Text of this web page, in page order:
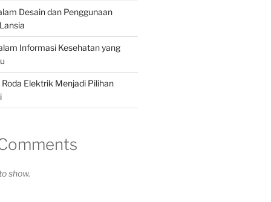
Desain dan Penggunaan
Informasi Kesehatan yang
Elektrik Menjadi Pilihan
show.